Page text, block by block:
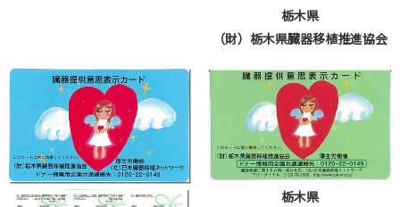
栃木県
（財）栃木県臓器移植推進協会
栃木県